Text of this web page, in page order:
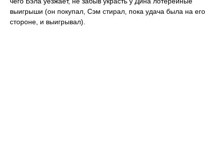
выигрыши (он покупал, Сэм стирал, пока удача была на его
стороне, и выигрывал).